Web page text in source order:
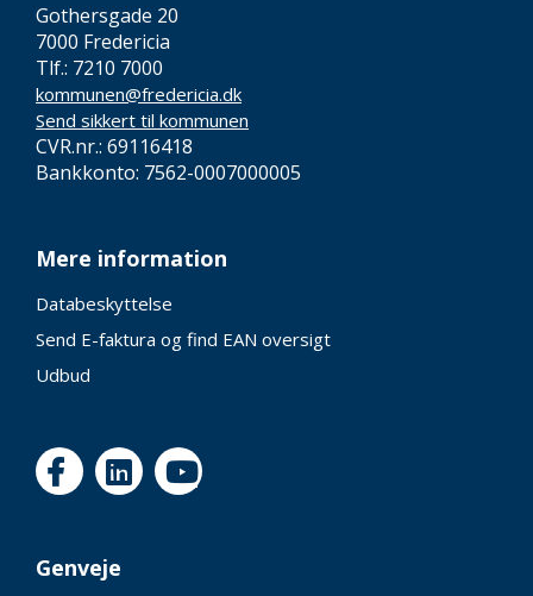
Gothersgade 20
7000 Fredericia
Tlf.: 7210 7000
kommunen@fredericia.dk
Send sikkert til kommunen
CVR.nr.: 69116418
Bankkonto: 7562-0007000005
Mere information
Databeskyttelse
Send E-faktura og find EAN oversigt
Udbud
Genveje